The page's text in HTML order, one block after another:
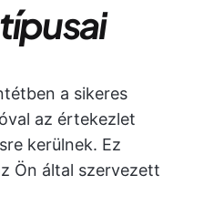
a sikeres
az értekezlet
kerülnek. Ez
Ön által szervezett